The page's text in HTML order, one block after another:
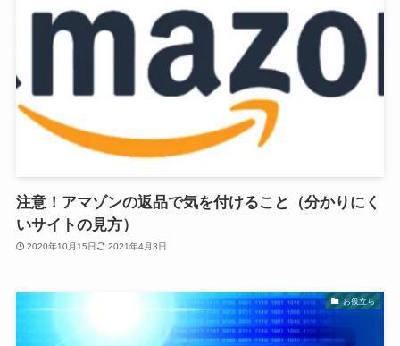
注意！アマゾンの返品で気を付けること（分かりにく
いサイトの見方）
2020年10月15日 2021年4月3日
お役立ち